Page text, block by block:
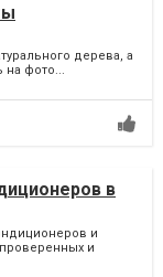
дерева, а
на фото...
в
и
и